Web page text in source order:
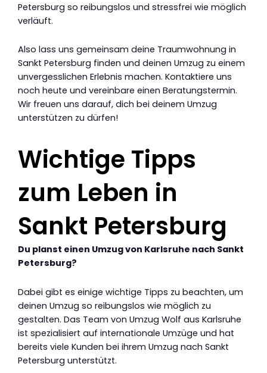
Petersburg so reibungslos und stressfrei wie möglich
verläuft.
Also lass uns gemeinsam deine Traumwohnung in
Sankt Petersburg finden und deinen Umzug zu einem
unvergesslichen Erlebnis machen. Kontaktiere uns
noch heute und vereinbare einen Beratungstermin.
Wir freuen uns darauf, dich bei deinem Umzug
unterstützen zu dürfen!
Wichtige Tipps
zum Leben in
Sankt Petersburg
Du planst einen Umzug von Karlsruhe nach Sankt
Petersburg?
Dabei gibt es einige wichtige Tipps zu beachten, um
deinen Umzug so reibungslos wie möglich zu
gestalten. Das Team von Umzug Wolf aus Karlsruhe
ist spezialisiert auf internationale Umzüge und hat
bereits viele Kunden bei ihrem Umzug nach Sankt
Petersburg unterstützt.